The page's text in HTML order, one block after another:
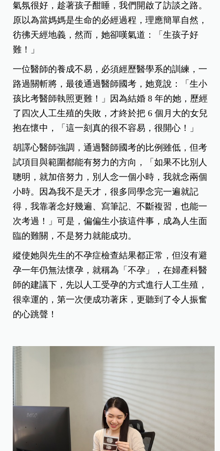
氣氛很好，趁著孩子酣睡，我們開啟了訪談之路。
原以為當媽媽是生命的必經過程，理應簡單自然，
彷彿天經地義，然而，她卻嘆氣道：「生孩子好
難！」
一位醫師的養成不易，必須經歷醫學系的訓練，一
路過關斬將，最後通過醫師國考，她竟說：「生小
孩比考醫師執照更難！」因為結婚 8 年的她，歷經
了四次人工生殖的失敗，才終於把 6 個月大的女兒
抱在懷中，「這一刻真的很不容易，很開心！」
胡譯心醫師強調，通過醫師國考的比例雖低，但考
試項目與範圍都能有努力的方向，「如果不比別人
聰明，就加倍努力，別人念一個小時，我就念兩個
小時。因為我不是天才，很多同學念完一遍就記
得，我靠著念好幾遍、寫筆記、不斷複習，也能一
次考過！」可是，偏偏生小孩這件事，成為人生面
臨的難關，不是努力就能成功。
縱使她與先生的不孕症檢查結果都正常，但沒有避
孕一年仍無法懷孕，就稱為「不孕」，在婦產科醫
師的建議下，先以人工受孕的方式進行人工生殖，
很幸運的，第一次便成功著床，更聽到了令人振奮
的心跳聲！